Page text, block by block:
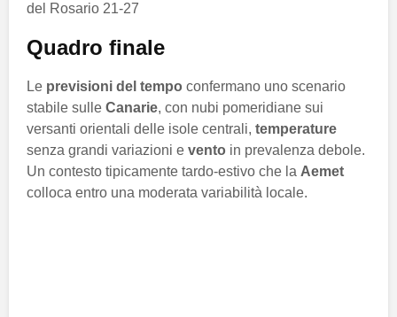
del Rosario 21-27
Quadro finale
Le previsioni del tempo confermano uno scenario
stabile sulle Canarie, con nubi pomeridiane sui
versanti orientali delle isole centrali, temperature
senza grandi variazioni e vento in prevalenza debole.
Un contesto tipicamente tardo-estivo che la Aemet
colloca entro una moderata variabilità locale.